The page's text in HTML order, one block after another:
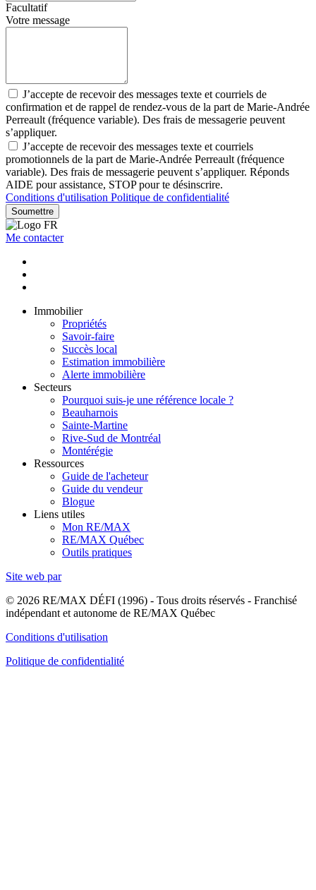
Facultatif
Votre message
J’accepte de recevoir des messages texte et courriels de
confirmation et de rappel de rendez-vous de la part de Marie-Andrée
Perreault (fréquence variable). Des frais de messagerie peuvent
s’appliquer.
J’accepte de recevoir des messages texte et courriels
promotionnels de la part de Marie-Andrée Perreault (fréquence
variable). Des frais de messagerie peuvent s’appliquer. Réponds
AIDE pour assistance, STOP pour te désinscrire.
Conditions d'utilisation Politique de confidentialité
Soumettre
Me contacter
Immobilier
Propriétés
Savoir-faire
Succès local
Estimation immobilière
Alerte immobilière
Secteurs
Pourquoi suis-je une référence locale ?
Beauharnois
Sainte-Martine
Rive-Sud de Montréal
Montérégie
Ressources
Guide de l'acheteur
Guide du vendeur
Blogue
Liens utiles
Mon RE/MAX
RE/MAX Québec
Outils pratiques
Site web par
© 2026 RE/MAX DÉFI (1996) - Tous droits réservés - Franchisé
indépendant et autonome de RE/MAX Québec
Conditions d'utilisation
Politique de confidentialité